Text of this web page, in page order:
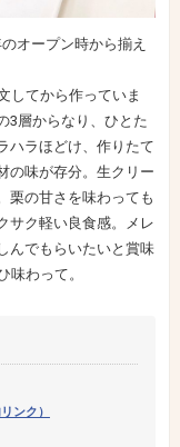
オープン時から揃え
してから作っていま
3層からなり、ひとた
ハラほどけ、作りたて
の味が存分。生クリー
栗の甘さを味わっても
サク軽い良食感。メレ
んでもらいたいと賞味
味わって。
ンク）